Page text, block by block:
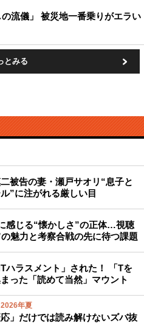
流儀」 被災地一番乗りがエラい
とみる
被告の妻・瀬戸サオリ“息子と
”に注がれる厳しい目
感じる“懐かしさ”の正体…視聴
魅力と考察合戦の先に待つ課題
ハラスメント」された！ 「Tを
った「読めて当然」マウント
年夏
」だけでは読み解けないズバ抜